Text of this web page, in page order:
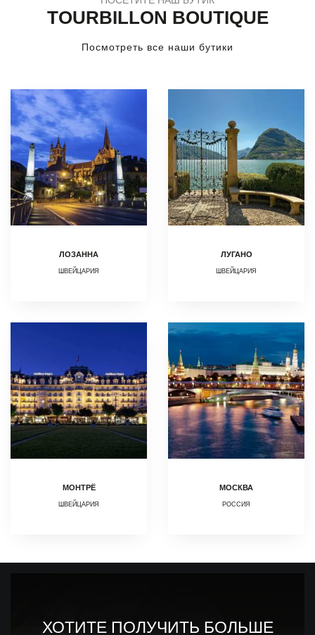
TOURBILLON BOUTIQUE
Посмотреть все наши бутики
ЛОЗАННА
ШВЕЙЦАРИЯ
ЛУГАНО
ШВЕЙЦАРИЯ
МОНТРЁ
ШВЕЙЦАРИЯ
МОСКВА
РОССИЯ
ХОТИТЕ ПОЛУЧИТЬ БОЛЬШЕ